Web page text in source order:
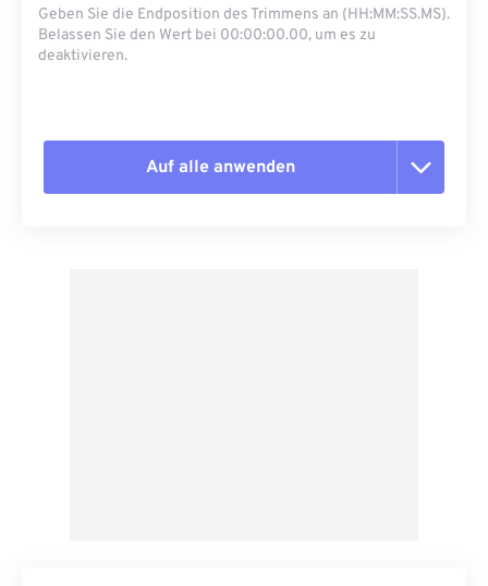
Geben Sie die Endposition des Trimmens an (HH:MM:SS.MS).
Belassen Sie den Wert bei 00:00:00.00, um es zu
deaktivieren.
Auf alle anwenden